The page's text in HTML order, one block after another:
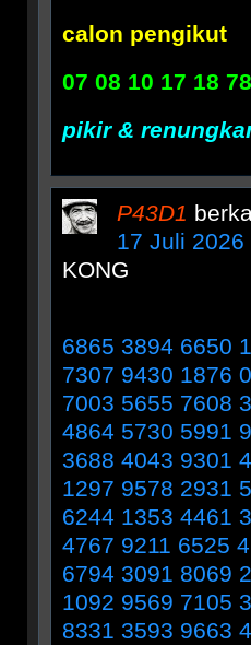
calon pengikut
07 08 10 17 18 78
pikir &
P43D1
17 Juli
KONG
6865 3894 6650
7307 9430 1876
7003 5655 7608
4864 5730 5991
3688 4043 9301
1297 9578 2931
6244 1353 4461
4767 9211 6525
6794 3091 8069
1092 9569 7105
8331 3593 9663